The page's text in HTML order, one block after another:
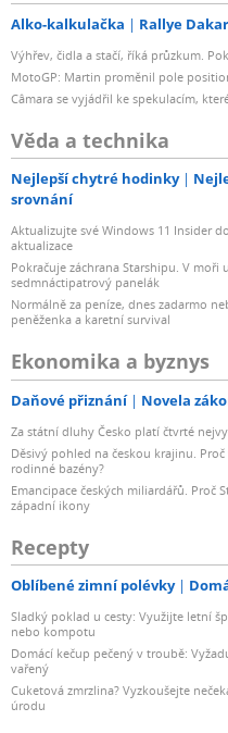
Alko-kalkulačka Rallye
Výhřev, čidla a stačí, říká průzkum.
MotoGP: Martin proměnil pole
Câmara se vyjádřil ke spekulacím,
Věda a technika
Nejlepší chytré hodinky
srovnání
Aktualizujte své Windows 11 Insider
aktualizace
Pokračuje záchrana Starshipu. V
sedmnáctipatrový panelák
Normálně za peníze, dnes zadarmo
peněženka a karetní survival
Ekonomika a byznys
Daňové přiznání Novela
Za státní dluhy Česko platí čtvrté
Děsivý pohled na českou krajinu.
rodinné bazény?
Emancipace českých miliardářů. Proč
západní ikony
Recepty
Oblíbené zimní polévky
Sladký poklad u cesty: Využijte letní
nebo kompotu
Domácí kečup pečený v troubě:
vařený
Cuketová zmrzlina? Vyzkoušejte
úrodu